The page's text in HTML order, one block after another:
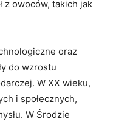
z owoców, takich jak
oraz
do wzrostu
W XX wieku,
i społecznych,
W Środzie